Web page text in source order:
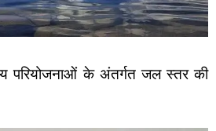
परियोजनाओं के अंतर्गत जल स्तर की